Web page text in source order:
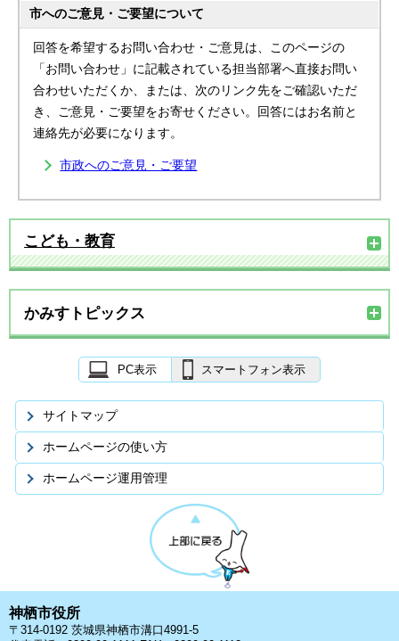
市へのご意見・ご要望について
回答を希望するお問い合わせ・ご意見は、このページの
「お問い合わせ」に記載されている担当部署へ直接お問い
合わせいただくか、または、次のリンク先をご確認いただ
き、ご意見・ご要望をお寄せください。回答にはお名前と
連絡先が必要になります。
市政へのご意見・ご要望
こども・教育
かみすトピックス
PC表示 スマートフォン表示
サイトマップ
ホームページの使い方
ホームページ運用管理
神栖市役所
〒314-0192 茨城県神栖市溝口4991-5